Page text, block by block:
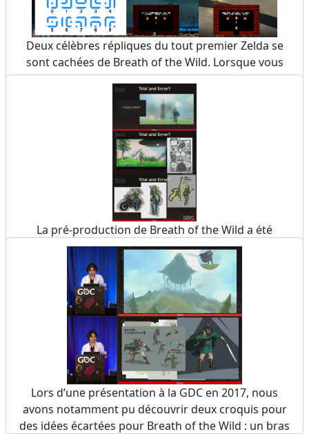
Deux célèbres répliques du tout premier Zelda se
sont cachées de Breath of the Wild. Lorsque vous
positionnez des balises, le texte « It’s dangerous to
go alone » apparaît en Hylien dans la colonne
lumineuse. De même, lorsque votre tablette acquière
de nouvelles capacités, on peut déchiffrer le texte «
Master using it and you can have this ».
Ajoutée par Zemo
La pré-production de Breath of the Wild a été
l’occasion pour les artistes d’explorer de nombreuses
pistes, notamment Hyrule Wars, Zelda Invasion, un
Link guitariste… et même un Link motard. L’origine
du Destrier de légende 0.1 ?
Source
Ajoutée par Zemo
Lors d’une présentation à la GDC en 2017, nous
avons notamment pu découvrir deux croquis pour
des idées écartées pour Breath of the Wild : un bras